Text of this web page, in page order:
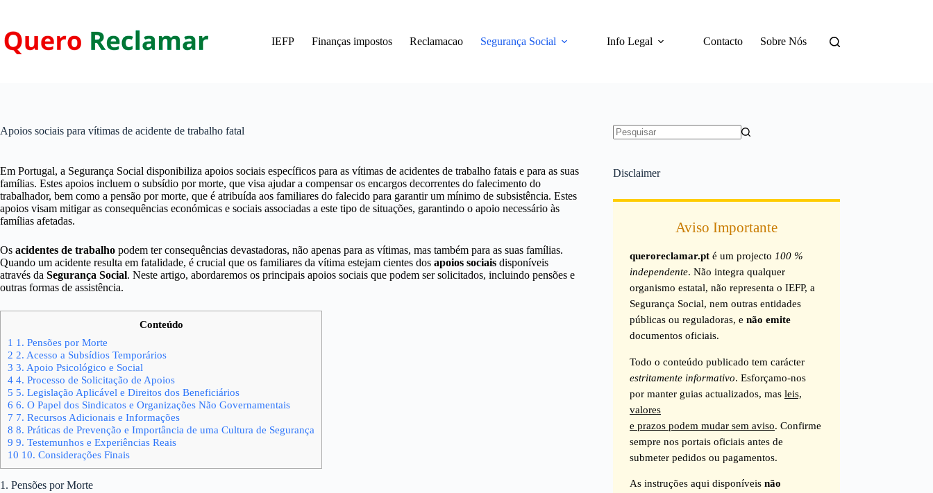
conteúdo
IEFP Finanças impostos Reclamacao Segurança Social Info Legal Contacto Sobre Nós
Apoios sociais para vítimas de acidente de trabalho fatal
Em Portugal, a Segurança Social disponibiliza apoios sociais específicos para as vítimas de acidentes de trabalho fatais e para as suas
famílias. Estes apoios incluem o subsídio por morte, que visa ajudar a compensar os encargos decorrentes do falecimento do
trabalhador, bem como a pensão por morte, que é atribuída aos familiares do falecido para garantir um mínimo de subsistência. Estes
apoios visam mitigar as consequências económicas e sociais associadas a este tipo de situações, garantindo o apoio necessário às
famílias afetadas.
Os acidentes de trabalho podem ter consequências devastadoras, não apenas para as vítimas, mas também para as suas famílias.
Quando um acidente resulta em fatalidade, é crucial que os familiares da vítima estejam cientes dos apoios sociais disponíveis
através da Segurança Social. Neste artigo, abordaremos os principais apoios sociais que podem ser solicitados, incluindo pensões e
outras formas de assistência.
Conteúdo
1 1. Pensões por Morte
2 2. Acesso a Subsídios Temporários
3 3. Apoio Psicológico e Social
4 4. Processo de Solicitação de Apoios
5 5. Legislação Aplicável e Direitos dos Beneficiários
6 6. O Papel dos Sindicatos e Organizações Não Governamentais
7 7. Recursos Adicionais e Informações
8 8. Práticas de Prevenção e Importância de uma Cultura de Segurança
9 9. Testemunhos e Experiências Reais
10 10. Considerações Finais
1. Pensões por Morte
Disclaimer
Aviso Importante
queroreclamar.pt é um projecto100 %
independente. Não integra qualquer
organismo estatal, não representa o IEFP, a
Segurança Social, nem outras entidades
públicas ou reguladoras, enão emite
documentos oficiais.
Todo o conteúdo publicado tem carácter
estritamente informativo. Esforçamo-nos
por manter guias actualizados, masleis,
valores
e prazos podem mudar sem aviso. Confirme
sempre nos portais oficiais antes de
submeter pedidos ou pagamentos.
As instruções aqui disponíveisnão